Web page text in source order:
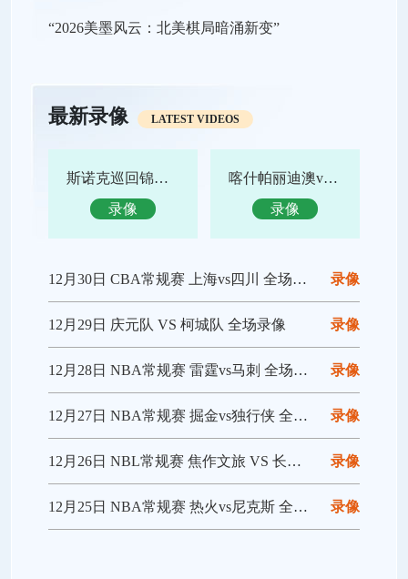
“2026美墨风云：北美棋局暗涌新变”
最新录像 LATEST VIDEOS
斯诺克巡回锦标赛决赛 特鲁姆普vs赵心童 全场录像回放
录像
喀什帕丽迪澳vs吴川青年 全场录像回放
录像
录像
12月30日 CBA常规赛 上海vs四川 全场录像回放
录像
12月29日 庆元队 VS 柯城队 全场录像
录像
12月28日 NBA常规赛 雷霆vs马刺 全场录像回放
录像
12月27日 NBA常规赛 掘金vs独行侠 全场录像回放
录像
12月26日 NBL常规赛 焦作文旅 VS 长沙勇胜 全场录像
录像
12月25日 NBA常规赛 热火vs尼克斯 全场录像回放